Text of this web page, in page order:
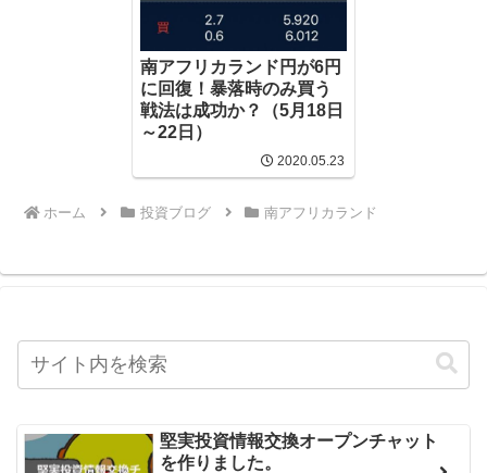
南アフリカランド円が6円
に回復！暴落時のみ買う
戦法は成功か？（5月18日
～22日）
2020.05.23
ホーム 投資ブログ 南アフリカランド
堅実投資情報交換オープンチャット
を作りました。